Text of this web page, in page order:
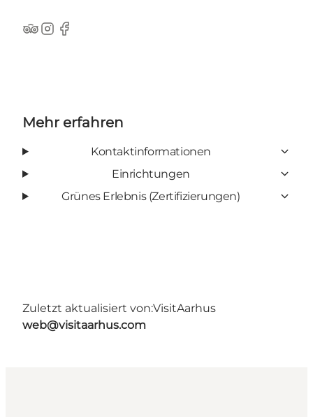
TripAdvisor
Instagram
Facebook
Mehr erfahren
Kontaktinformationen
Einrichtungen
Grünes Erlebnis (Zertifizierungen)
Zuletzt aktualisiert von:VisitAarhus
web@visitaarhus.com